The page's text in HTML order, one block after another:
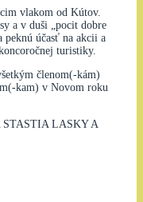
vlakom od Kútov.
a v duši „pocit dobre
peknú účasť na akcii a
turistiky.
členom(-kám)
kam) v Novom roku
LASKY A